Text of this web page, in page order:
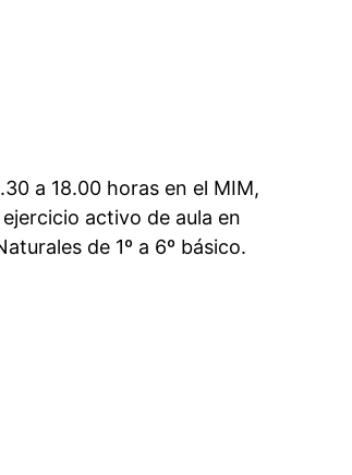
a 18.00 horas en el MIM,
activo de aula en
de 1º a 6º básico.